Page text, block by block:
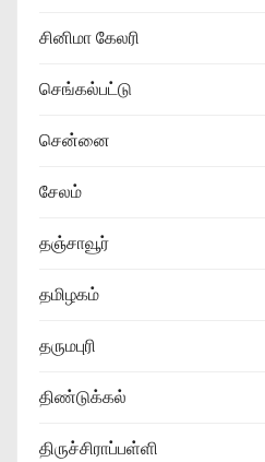
சினிமா கேலரி
செங்கல்பட்டு
சென்னை
சேலம்
தஞ்சாவூர்
தமிழகம்
தருமபுரி
திண்டுக்கல்
திருச்சிராப்பள்ளி